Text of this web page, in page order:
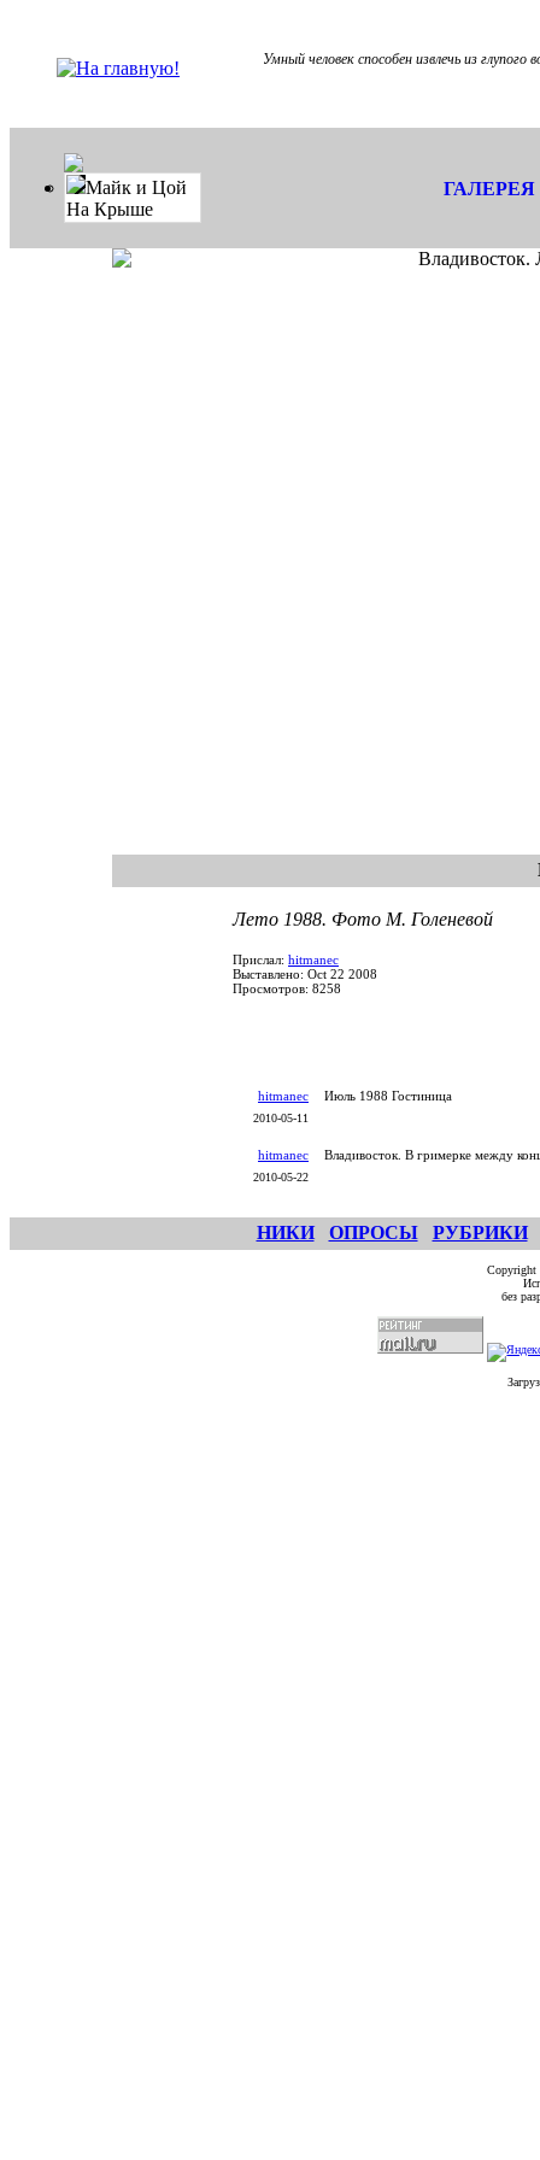
Умный человек способен извлечь из
Майк и Цой
На Крыше
ГАЛЕРЕЯ
Лето 1988. Фото М. Голеневой
Прислал: hitmanec
Выставлено: Oct 22 2008
Просмотров: 8258
hitmanec
2010-05-11
Июль 1988 Гостиница
hitmanec
2010-05-22
Владивосток. В гримерке между
НИКИ ОПРОСЫ РУБРИКИ
без